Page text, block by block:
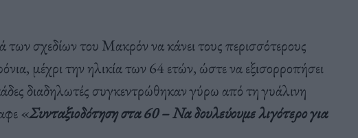
των σχεδίων του Μακρόν να κάνει τους περισσότερους
μέχρι την ηλικία των 64 ετών, ώστε να εξισορροπήσει
διαδηλωτές συγκεντρώθηκαν γύρω από τη γυάλινη
«Συνταξιοδότηση στα 60 – Να δουλεύουμε λιγότερο για